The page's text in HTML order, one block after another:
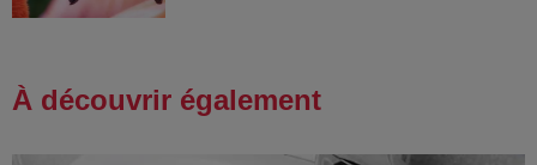
À découvrir également